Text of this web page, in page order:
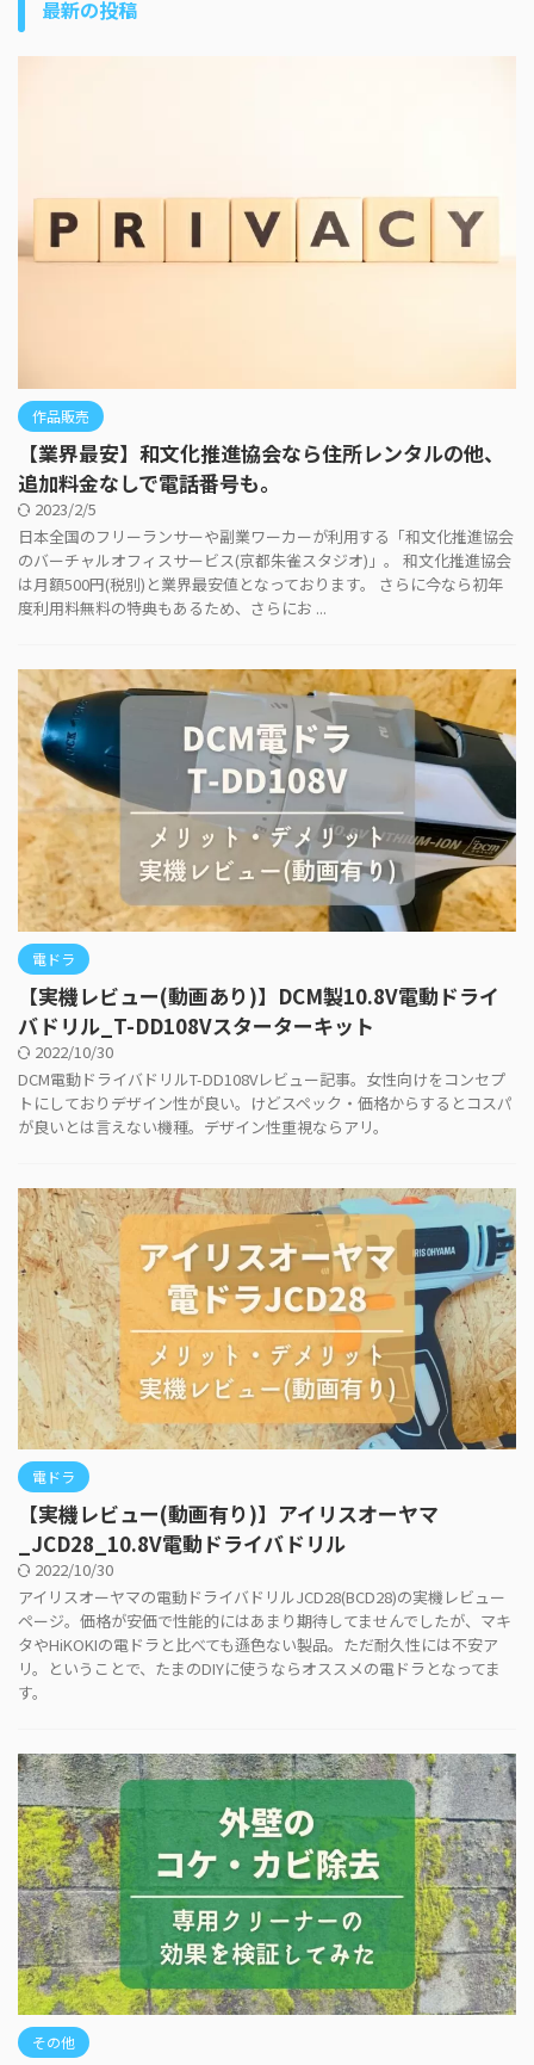
最新の投稿
作品販売
【業界最安】和文化推進協会なら住所レンタルの他、
追加料金なしで電話番号も。
2023/2/5
日本全国のフリーランサーや副業ワーカーが利用する「和文化推進協会
のバーチャルオフィスサービス(京都朱雀スタジオ)」。 和文化推進協会
は月額500円(税別)と業界最安値となっております。 さらに今なら初年
度利用料無料の特典もあるため、さらにお ...
電ドラ
【実機レビュー(動画あり)】DCM製10.8V電動ドライ
バドリル_T-DD108Vスターターキット
2022/10/30
DCM電動ドライバドリルT-DD108Vレビュー記事。女性向けをコンセプ
トにしておりデザイン性が良い。けどスペック・価格からするとコスパ
が良いとは言えない機種。デザイン性重視ならアリ。
電ドラ
【実機レビュー(動画有り)】アイリスオーヤマ
_JCD28_10.8V電動ドライバドリル
2022/10/30
アイリスオーヤマの電動ドライバドリルJCD28(BCD28)の実機レビュー
ページ。価格が安価で性能的にはあまり期待してませんでしたが、マキ
タやHiKOKIの電ドラと比べても遜色ない製品。ただ耐久性には不安ア
リ。ということで、たまのDIYに使うならオススメの電ドラとなってま
す。
その他